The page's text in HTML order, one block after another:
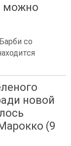
можно
со
новой
(9